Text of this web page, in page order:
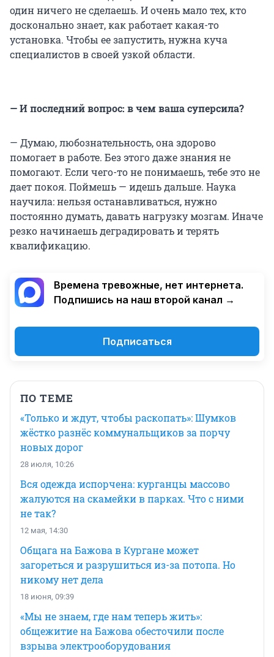
один ничего не сделаешь. И очень мало тех, кто
досконально знает, как работает какая-то
установка. Чтобы ее запустить, нужна куча
специалистов в своей узкой области.
— И последний вопрос: в чем ваша суперсила?
— Думаю, любознательность, она здорово
помогает в работе. Без этого даже знания не
помогают. Если чего-то не понимаешь, тебе это не
дает покоя. Поймешь — идешь дальше. Наука
научила: нельзя останавливаться, нужно
постоянно думать, давать нагрузку мозгам. Иначе
резко начинаешь деградировать и терять
квалификацию.
Времена тревожные, нет интернета.
Подпишись на наш второй канал →
Подписаться
ПО ТЕМЕ
«Только и ждут, чтобы раскопать»: Шумков
жёстко разнёс коммунальщиков за порчу
новых дорог
28 июля, 10:26
Вся одежда испорчена: курганцы массово
жалуются на скамейки в парках. Что с ними
не так?
12 мая, 14:30
Общага на Бажова в Кургане может
загореться и разрушиться из-за потопа. Но
никому нет дела
18 июня, 09:39
«Мы не знаем, где нам теперь жить»:
общежитие на Бажова обесточили после
взрыва электрооборудования